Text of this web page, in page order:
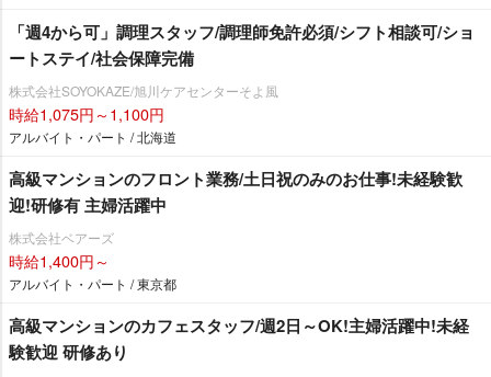
「週4から可」調理スタッフ/調理師免許必須/シフト相談可/ショ
ートステイ/社会保障完備
株式会社SOYOKAZE/旭川ケアセンターそよ風
時給1,075円～1,100円
アルバイト・パート / 北海道
⾼級マンションのフロント業務/土日祝のみのお仕事!未経験歓
迎!研修有 主婦活躍中
株式会社ベアーズ
時給1,400円～
アルバイト・パート / 東京都
高級マンションのカフェスタッフ/週2日～OK!主婦活躍中!未経
験歓迎 研修あり